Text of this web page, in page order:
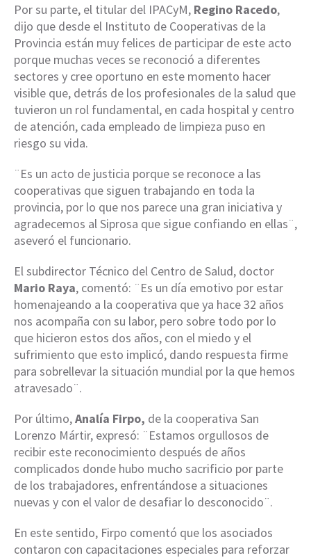
Por su parte, el titular del IPACyM, Regino Racedo,
dijo que desde el Instituto de Cooperativas de la
Provincia están muy felices de participar de este acto
porque muchas veces se reconoció a diferentes
sectores y cree oportuno en este momento hacer
visible que, detrás de los profesionales de la salud que
tuvieron un rol fundamental, en cada hospital y centro
de atención, cada empleado de limpieza puso en
riesgo su vida.
¨Es un acto de justicia porque se reconoce a las
cooperativas que siguen trabajando en toda la
provincia, por lo que nos parece una gran iniciativa y
agradecemos al Siprosa que sigue confiando en ellas¨,
aseveró el funcionario.
El subdirector Técnico del Centro de Salud, doctor
Mario Raya, comentó: ¨Es un día emotivo por estar
homenajeando a la cooperativa que ya hace 32 años
nos acompaña con su labor, pero sobre todo por lo
que hicieron estos dos años, con el miedo y el
sufrimiento que esto implicó, dando respuesta firme
para sobrellevar la situación mundial por la que hemos
atravesado¨.
Por último,Analía Firpo, de la cooperativa San
Lorenzo Mártir, expresó: ¨Estamos orgullosos de
recibir este reconocimiento después de años
complicados donde hubo mucho sacrificio por parte
de los trabajadores, enfrentándose a situaciones
nuevas y con el valor de desafiar lo desconocido¨.
En este sentido, Firpo comentó que los asociados
contaron con capacitaciones especiales para reforzar